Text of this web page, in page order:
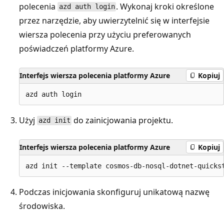
polecenia azd auth login . Wykonaj kroki określone
przez narzędzie, aby uwierzytelnić się w interfejsie
wiersza polecenia przy użyciu preferowanych
poświadczeń platformy Azure.
Interfejs wiersza polecenia platformy Azure Kopiuj
Użyj azd init do zainicjowania projektu.
Interfejs wiersza polecenia platformy Azure Kopiuj
Podczas inicjowania skonfiguruj unikatową nazwę
środowiska.